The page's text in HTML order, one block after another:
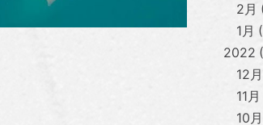
2月
1月
2022
12月
11月
10月